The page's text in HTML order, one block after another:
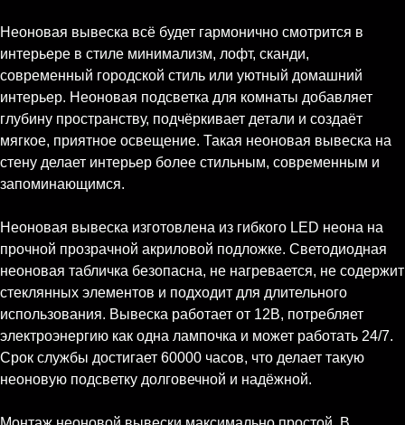
Неоновая вывеска всё будет гармонично смотрится в
интерьере в стиле минимализм, лофт, сканди,
современный городской стиль или уютный домашний
интерьер. Неоновая подсветка для комнаты добавляет
глубину пространству, подчёркивает детали и создаёт
мягкое, приятное освещение. Такая неоновая вывеска на
стену делает интерьер более стильным, современным и
запоминающимся.
Неоновая вывеска изготовлена из гибкого LED неона на
прочной прозрачной акриловой подложке. Светодиодная
неоновая табличка безопасна, не нагревается, не содержит
стеклянных элементов и подходит для длительного
использования. Вывеска работает от 12В, потребляет
электроэнергию как одна лампочка и может работать 24/7.
Срок службы достигает 60000 часов, что делает такую
неоновую подсветку долговечной и надёжной.